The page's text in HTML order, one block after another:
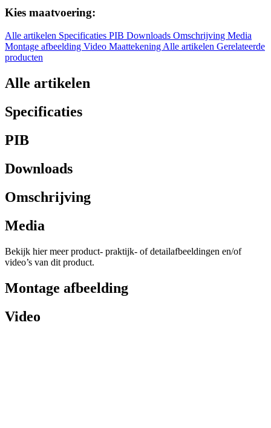
Kies maatvoering:
Alle artikelen Specificaties PIB Downloads Omschrijving Media
Montage afbeelding Video MaattekeningAlle artikelen Gerelateerde
producten
Alle artikelen
Specificaties
PIB
Downloads
Omschrijving
Media
Bekijk hier meer product- praktijk- of detailafbeeldingen en/of
video’s van dit product.
Montage afbeelding
Video